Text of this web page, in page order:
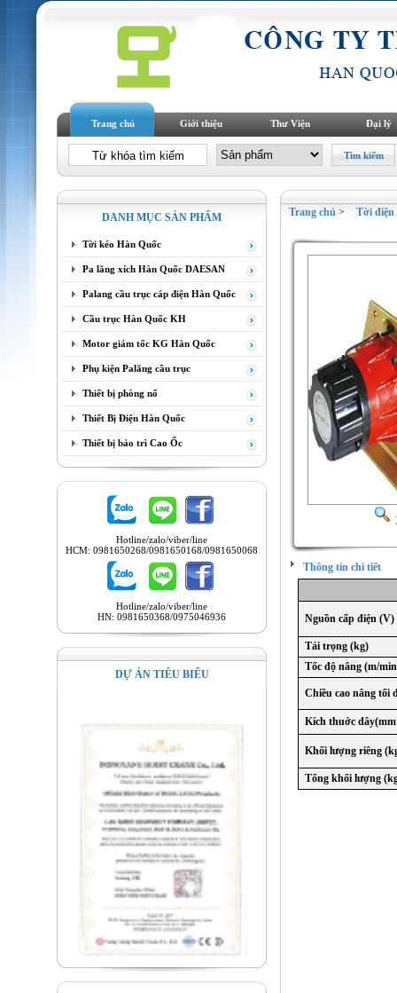
Trang chủ Giới thiệu Thư Viện Đại lý
DANH MỤC SẢN PHẨM
Tời kéo Hàn Quốc
Pa lăng xích Hàn Quốc DAESAN
Palang cầu trục cáp điện Hàn Quốc
Cầu trục Hàn Quốc KH
Motor giảm tốc KG Hàn Quốc
Phụ kiện Palăng cầu trục
Thiết bị phòng nổ
Thiết Bị Điện Hàn Quốc
Thiết bị bảo trì Cao Ốc
Hotline/zalo/viber/line
HCM: 0981650268/0981650168/0981650068
Hotline/zalo/viber/line
HN: 0981650368/0975046936
DỰ ÁN TIÊU BIỂU
Trang chủ > Tời điện
Thông tin chi tiết
Nguồn cấp điện (V)
Tải trọng (kg)
Tốc độ nâng (m/
Chiều cao nângtối
Kích thuớc
Khối lượng riêng
Tổng khối lượng